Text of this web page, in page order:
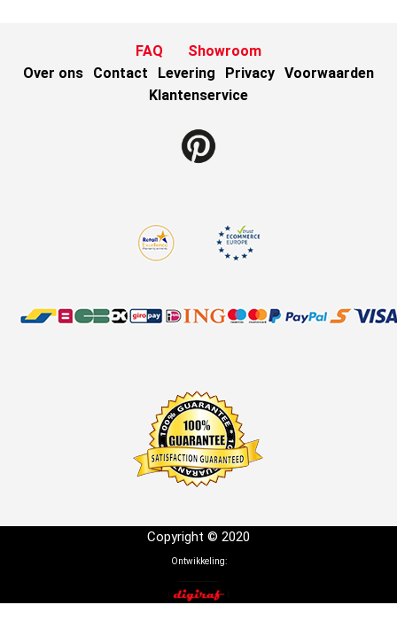
FAQ
Showroom
Over ons
Contact Levering Privacy Voorwaarden
Klantenservice
Copyright © 2020
Ontwikkeling: